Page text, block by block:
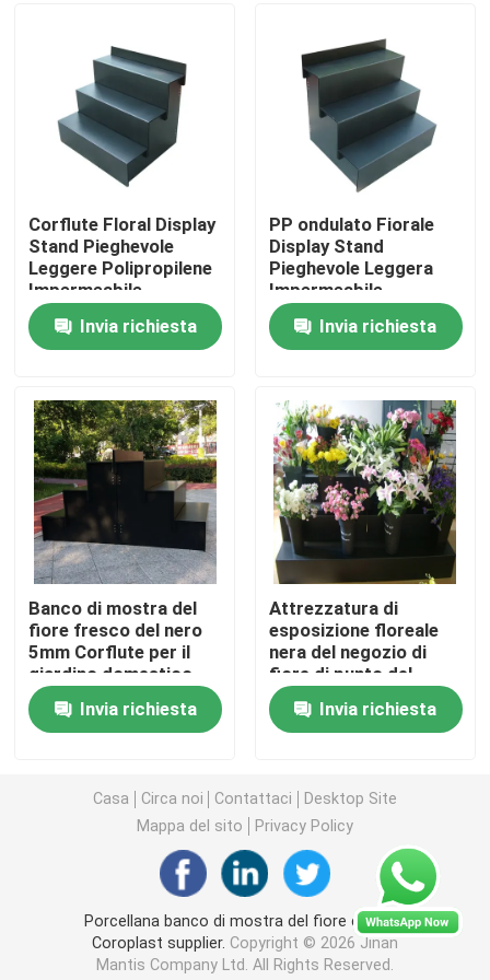
Su di noi
Visita alla fabbrica
Contattaci
Notizie
Casi
Foglio di plastica ondulato
Cartello da cortile in plastica ondulata
Scatola di imballaggio di plastica ondulata
Mattoni del taglio a getto d'acqua
Guardia dell'albero di Corflute
Cuscinetti di plastica di strato
Foglio di coroplasto
Corflute Floral Display
Stand Pieghevole
Leggere Polipropilene
Impermeabile
Invia richiesta
PP ondulato Fiorale
Display Stand
Pieghevole Leggera
Impermeabile
Invia richiesta
Banco di mostra del
fiore fresco del nero
5mm Corflute per il
giardino domestico
Invia richiesta
Attrezzatura di
esposizione floreale
nera del negozio di
fiore di punto del
banco di mostra di
Corflute pp 4
Invia richiesta
Casa Circa noi Contattaci
Desktop Site
Mappa del sito
Privacy Policy
Porcellana banco di mostra del fiore di 9mm
Coroplast supplier. Copyright © 2026 Jinan
Mantis Company Ltd. All Rights Reserved.